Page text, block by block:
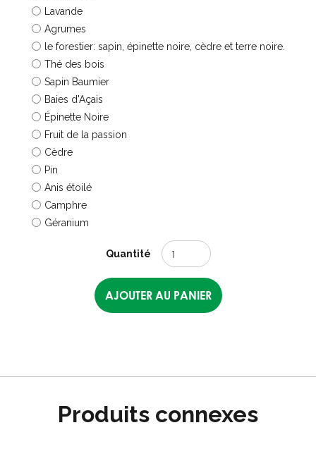
Lavande
Agrumes
le forestier: sapin, épinette noire, cèdre et terre noire.
Thé des bois
Sapin Baumier
Baies d'Açais
Épinette Noire
Fruit de la passion
Cèdre
Pin
Anis étoilé
Camphre
Géranium
Quantité
Produits connexes